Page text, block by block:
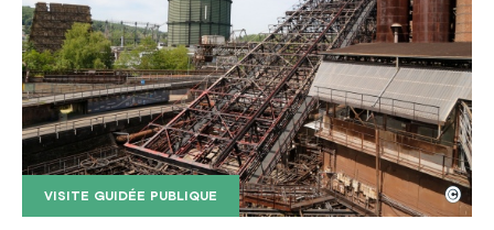
VISITE GUIDÉE PUBLIQUE
Le monte-charge incliné de la Völklinger Hütte
Copyright: Weltkulturerbe Völklinger Hütte | Karl
©